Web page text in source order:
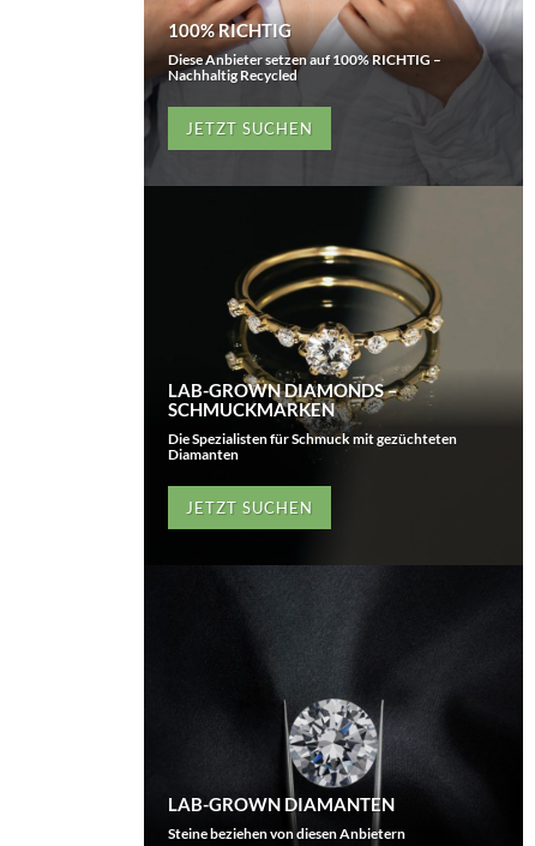
100% RICHTIG
Diese Anbieter setzen auf 100% RICHTIG –
Nachhaltig Recycled
JETZT SUCHEN
LAB-GROWN DIAMONDS –
SCHMUCKMARKEN
Die Spezialisten für Schmuck mit gezüchteten
Diamanten
JETZT SUCHEN
LAB-GROWN DIAMANTEN
Steine beziehen von diesen Anbietern